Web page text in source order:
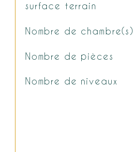
surface terrain
Nombre de chambre(s)
Nombre de pièces
Nombre de niveaux